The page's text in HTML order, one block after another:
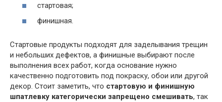
стартовая;
финишная.
Стартовые продукты подходят для заделывания трещин
и небольших дефектов, а финишные выбирают после
выполнения всех работ, когда основание нужно
качественно подготовить под покраску, обои или другой
декор. Стоит заметить, что стартовую и финишную
шпатлевку категорически запрещено смешивать, так